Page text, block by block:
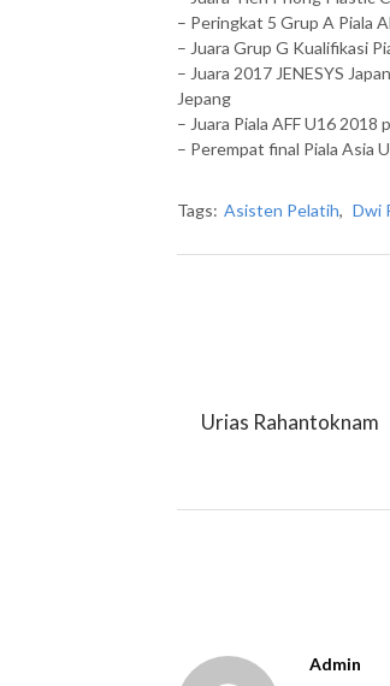
– Peringkat 5 Grup A Piala
– Juara Grup G Kualifikasi
– Juara 2017 JENESYS
Jepang
– Juara Piala AFF U16
– Perempat final Piala Asia
Tags: Asisten Pelatih, Dwi
Urias Rahantoknam
Admin